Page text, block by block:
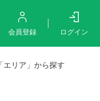
会員登録 ログイン
エリア」から探す